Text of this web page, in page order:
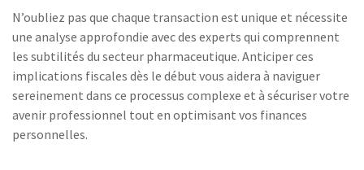
N’oubliez pas que chaque transaction est unique et nécessite
une analyse approfondie avec des experts qui comprennent
les subtilités du secteur pharmaceutique. Anticiper ces
implications fiscales dès le début vous aidera à naviguer
sereinement dans ce processus complexe et à sécuriser votre
avenir professionnel tout en optimisant vos finances
personnelles.